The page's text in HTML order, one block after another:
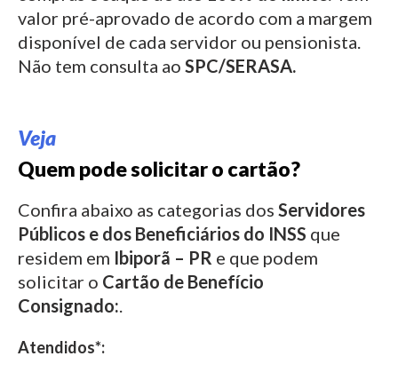
valor pré-aprovado de acordo com a margem
disponível de cada servidor ou pensionista.
Não tem consulta ao SPC/SERASA.
Veja
Quem pode solicitar o cartão?
Confira abaixo as categorias dos Servidores
Públicos e dos Beneficiários do INSS que
residem em Ibiporã – PR e que podem
solicitar o Cartão de Benefício
Consignado:.
Atendidos*: